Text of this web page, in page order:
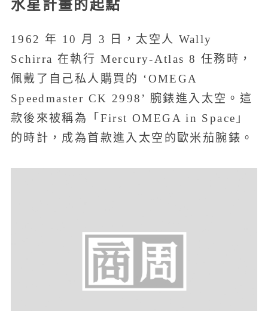
水星計畫的起點
1962 年 10 月 3 日，太空人 Wally
Schirra 在執行 Mercury-Atlas 8 任務時，
佩戴了自己私人購買的 ‘OMEGA
Speedmaster CK 2998’ 腕錶進入太空。這
款後來被稱為「First OMEGA in Space」
的時計，成為首款進入太空的歐米茄腕錶。